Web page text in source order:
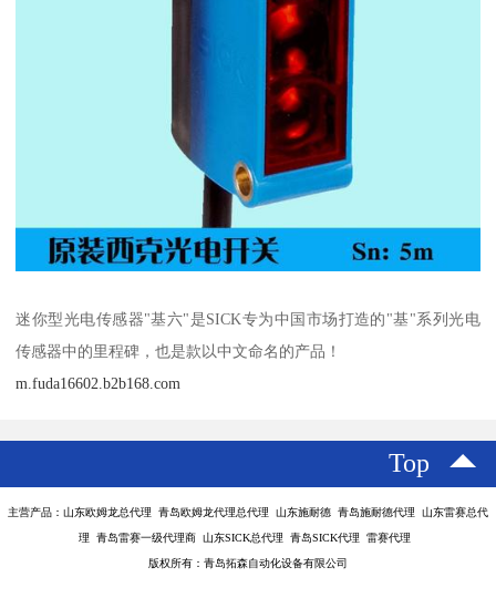
迷你型光电传感器"基六"是SICK专为中国市场打造的"基"系列光电
传感器中的里程碑，也是款以中文命名的产品！
m.fuda16602.b2b168.com
Top
主营产品：山东欧姆龙总代理 青岛欧姆龙代理总代理 山东施耐德 青岛施耐德代理 山东雷赛总代
理 青岛雷赛一级代理商 山东SICK总代理 青岛SICK代理 雷赛代理
版权所有：青岛拓森自动化设备有限公司